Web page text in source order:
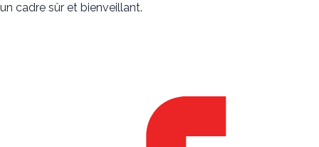
un cadre sûr et bienveillant.